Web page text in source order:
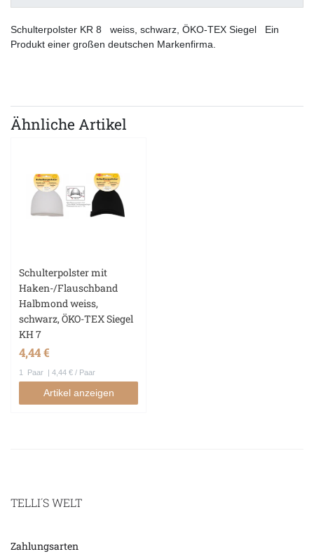
Schulterpolster KR 8 weiss, schwarz, ÖKO-TEX Siegel Ein
Produkt einer großen deutschen Markenfirma.
Ähnliche Artikel
Schulterpolster mit
Haken-/Flauschband
Halbmond weiss,
schwarz, ÖKO-TEX Siegel
KH 7
4,44 €
1 Paar | 4,44 € / Paar
Artikel anzeigen
TELLI´S WELT
Zahlungsarten